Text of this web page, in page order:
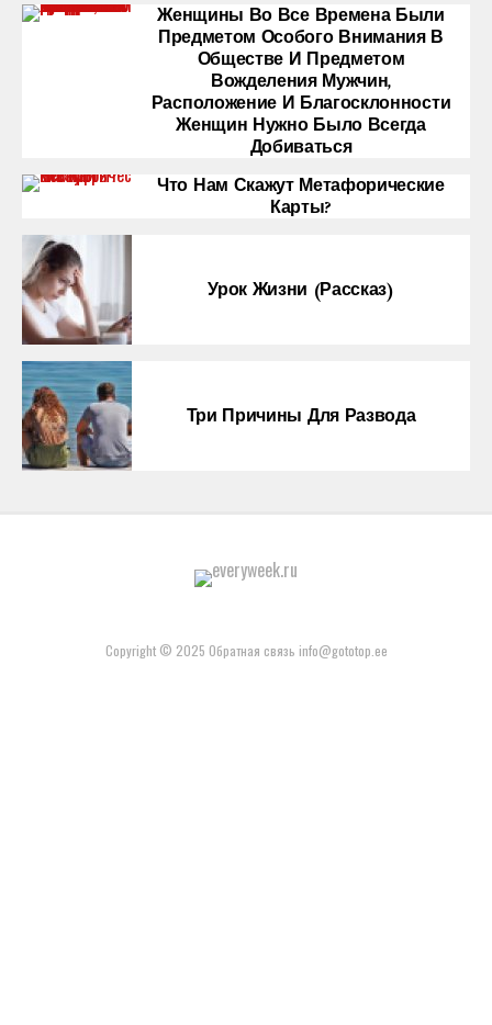
Женщины Во Все Времена Были
Предметом Особого Внимания В
Обществе И Предметом
Вожделения Мужчин,
Расположение И Благосклонности
Женщин Нужно Было Всегда
Добиваться
Что Нам Скажут Метафорические
Карты?
Урок Жизни (рассказ)
Три Причины Для Развода
Copyright © 2025 Обратная связь info@gototop.ee